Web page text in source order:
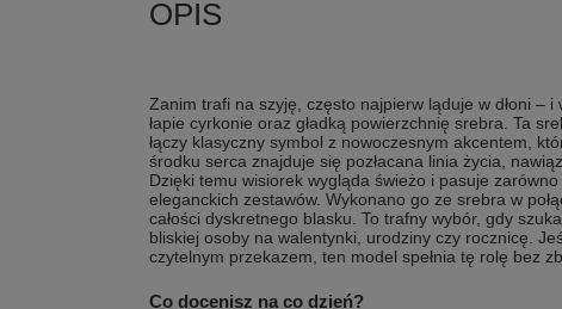
Zanim trafi na szyję, często najpierw ląduje w dłoni – i
łapie cyrkonie oraz gładką powierzchnię srebra. Ta
łączy klasyczny symbol z nowoczesnym akcentem,
środku serca znajduje się pozłacana linia życia,
Dzięki temu wisiorek wygląda świeżo i pasuje
eleganckich zestawów. Wykonano go ze srebra w
całości dyskretnego blasku. To trafny wybór, gdy
bliskiej osoby na walentynki, urodziny czy rocznicę.
czytelnym przekazem, ten model spełnia tę rolę bez
Co docenisz na co dzień?